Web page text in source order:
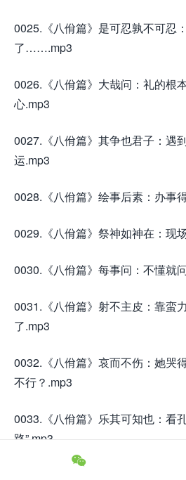

0025.《八佾篇》是可忍孰不可忍
了…….mp3
0026.《八佾篇》大哉问：礼的根
心.mp3
0027.《八佾篇》其争也君子：遇
运.mp3
0028.《八佾篇》绘事后素：办事
0029.《八佾篇》祭神如神在：现
0030.《八佾篇》每事问：不懂就
0031.《八佾篇》射不主皮：靠蛮
了.mp3
0032.《八佾篇》哀而不伤：她哭
不行？.mp3
0033.《八佾篇》乐其可知也：看
路”.mp3